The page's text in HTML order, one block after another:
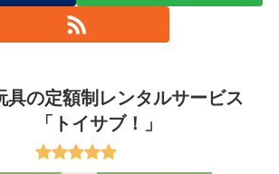
具の定額制レンタルサービス
「トイサブ！」